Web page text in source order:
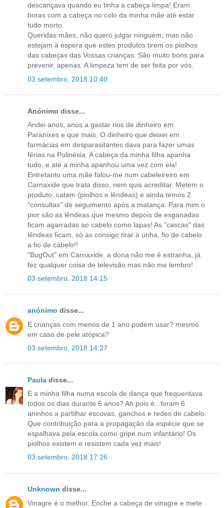
descançava quando eu tinha a cabeça limpa! Eram
horas com a cabeça no colo da minha mãe até estar
tudo morto.
Queridas mães, não quero julgar ninguém, mas não
estejam à espera que estes produtos tirem os piolhos
das cabeças das Vossas crianças. São muito bons para
prevenir, apenas. A limpeza tem de ser feita por vós.
03 setembro, 2018 10:40
Anónimo disse...
Andei anos, anos a gastar rios de dinheiro em
Paranixes e que mais. O dinheiro que deixei em
farmácias em desparasitantes dava para fazer umas
férias na Polinésia. A cabeça da minha filha apanha
tudo, e até a minha apanhou uma vez com ela!
Entretanto uma mãe falou-me num cabeleireiro em
Carnaxide que trata disso, nem quis acreditar. Metem o
produto, catam (piolhos e lêndeas) e ainda temos 2
"consultas" de seguimento após a matança. Para mim o
pior são as lêndeas que mesmo depois de esganadas
ficam agarradas ao cabelo como lapas! As "cascas" das
lêndeas ficam, só as consigo tirar à unha, fio de cabelo
a fio de cabelo!!
"BugOut" em Carnaxide, a dona não me é estranha, já
fez qualquer coisa de televisão mas não me lembro!
03 setembro, 2018 14:15
anónimo disse...
E crianças com menos de 1 ano podem usar? mesmo
em caso de pele atópica?
03 setembro, 2018 14:27
Paula disse...
E a minha filha numa escola de dança que frequentava
todos os dias durante 6 anos? Ah pois é...foram 6
aninhos a partilhar escovas, ganchos e redes de cabelo.
Que contribuição para a propagação da espécie que se
espalhava pela escola como gripe num infantário! Os
piolhos existem e resistem cada vez mais!
03 setembro, 2018 17:26
Unknown disse...
Vinagre é o melhor. Enche a cabeça de vinagre e mete